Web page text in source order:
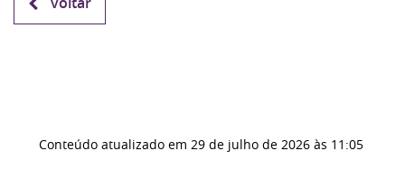
Conteúdo atualizado em 29 de julho de 2026 às 11:05